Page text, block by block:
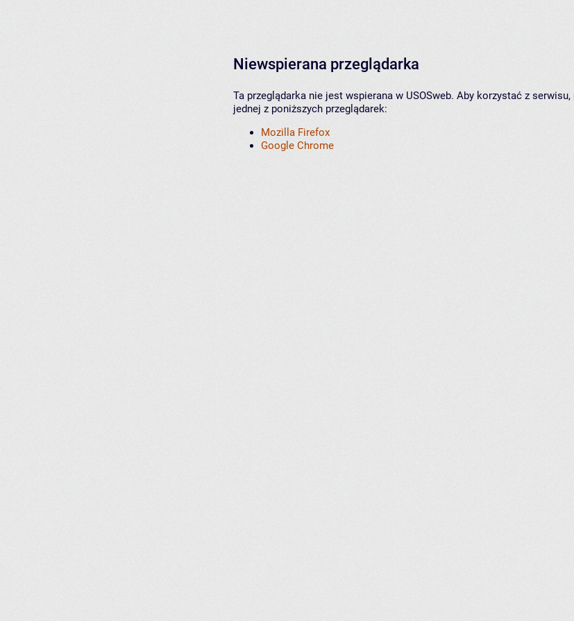
Niewspierana przeglądarka
Ta przeglądarka nie jest wspierana w USOSweb. Aby korzystać z
jednej z poniższych przeglądarek:
Mozilla Firefox
Google Chrome